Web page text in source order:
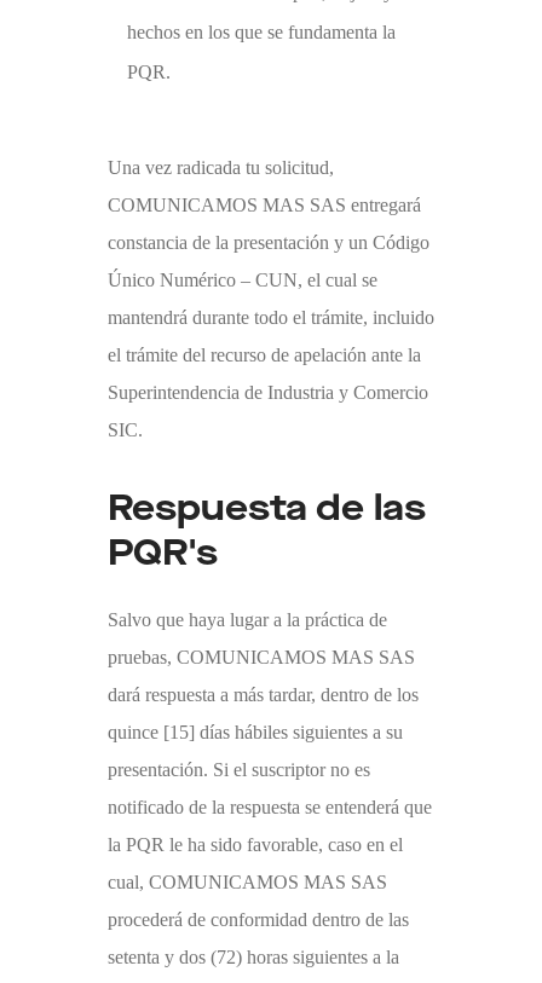
hechos en los que se fundamenta la
PQR.
Una vez radicada tu solicitud,
COMUNICAMOS MAS SAS entregará
constancia de la presentación y un Código
Único Numérico – CUN, el cual se
mantendrá durante todo el trámite, incluido
el trámite del recurso de apelación ante la
Superintendencia de Industria y Comercio
SIC.
Respuesta de las
PQR's
Salvo que haya lugar a la práctica de
pruebas, COMUNICAMOS MAS SAS
dará respuesta a más tardar, dentro de los
quince [15] días hábiles siguientes a su
presentación. Si el suscriptor no es
notificado de la respuesta se entenderá que
la PQR le ha sido favorable, caso en el
cual, COMUNICAMOS MAS SAS
procederá de conformidad dentro de las
setenta y dos (72) horas siguientes a la